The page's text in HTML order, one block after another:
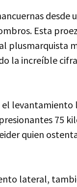
desde
Esta
la increíble
75
quien
lateral,